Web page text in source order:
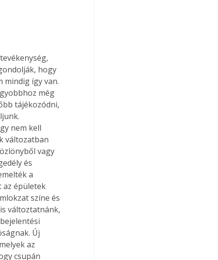
hogy
mindig így van.
még
tájékozódni,
nem kell
változatban
vagy
és
a
az épületek
színe és
változtatnánk,
Új
az
csupán